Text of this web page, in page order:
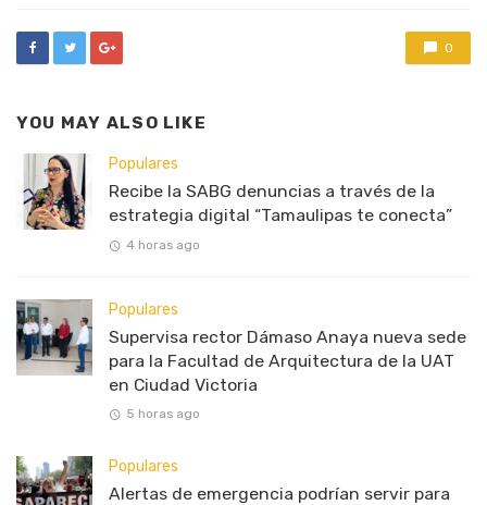
0
YOU MAY ALSO LIKE
Populares
Recibe la SABG denuncias a través de la
estrategia digital “Tamaulipas te conecta”
4 horas ago
Populares
Supervisa rector Dámaso Anaya nueva sede
para la Facultad de Arquitectura de la UAT
en Ciudad Victoria
5 horas ago
Populares
Alertas de emergencia podrían servir para